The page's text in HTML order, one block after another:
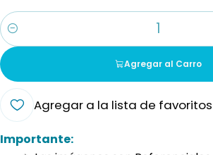
Cantidad
Agregar al Carro
Agregar a la lista de favoritos
Importante: